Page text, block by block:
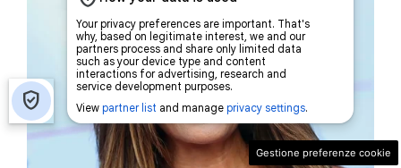
Gestione preferenze cookie